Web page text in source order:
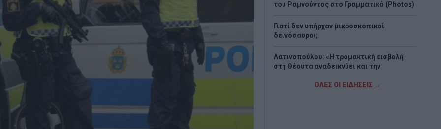
του Ραμνούντος στο Γραμματικό (Photos)
Γιατί δεν υπήρχαν μικροσκοπικοί
δεινόσαυροι;
Λατινοπούλου: «Η τρομακτική εισβολή
στη Θέουτα αναδεικνύει και την
ΟΛΕΣ ΟΙ ΕΙΔΗΣΕΙΣ →